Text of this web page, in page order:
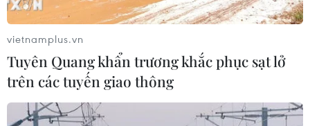
Phát huy và bảo tồn giá trị văn hóa các dân
tộc thiểu số ở Tây Nguyên
vietnamplus.vn
Tuyên Quang khẩn trương khắc phục sạt lở
trên các tuyến giao thông